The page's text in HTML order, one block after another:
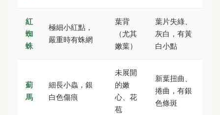
紅
蜘
蛛
極細小紅點，
嚴重時有蛛網
葉背
（尤其
嫩葉）
葉片失綠、
灰白，有黃
白小點
薊
馬
細長小蟲，銀
白色傷痕
未展開
的嫩
心、花
苞
新葉扭曲、
捲曲，有銀
色條斑